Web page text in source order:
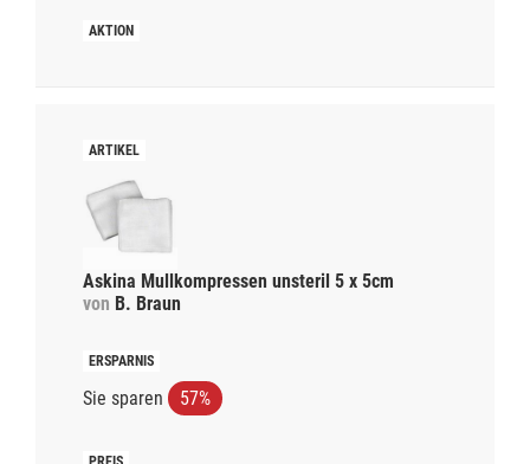
Askina Mullkompressen unsteril 5 x 5cm
von B. Braun
Sie sparen 57%